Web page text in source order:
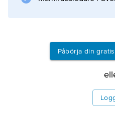
Påbörja din